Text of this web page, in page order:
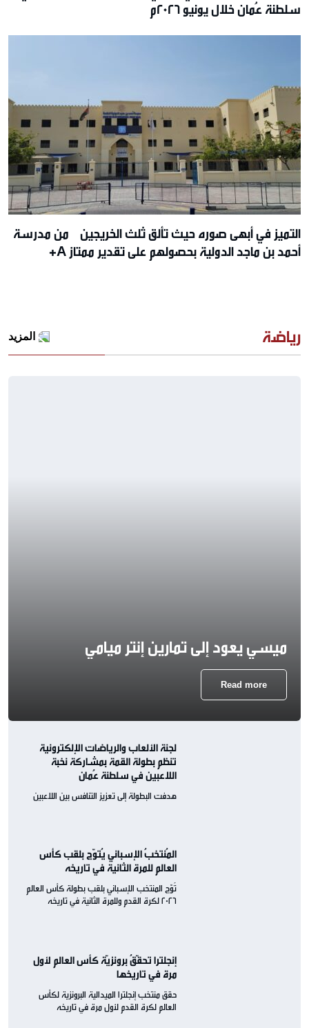
سلطنة عُمان خلال يونيو 2026م
التميز في أبهى صوره حيث تألق ثلث الخريجين من مدرسة
أحمد بن ماجد الدولية بحصولهم على تقدير ممتاز A+
رياضة المزيد
ميسي يعود إلى تمارين إنتر ميامي
Read more
لجنة الألعاب والرياضات الإلكترونية
تنظم بطولة القمة بمشاركة نخبة
اللاعبين في سلطنة عُمان
هدفت البطولة إلى تعزيز التنافس بين اللاعبين
المُنتخبُ الإسباني يُتوّج بلقب كأس
العالم للمرة الثانية في تاريخه
تُوّج المنتخب الإسباني بلقب بطولة كأس العالم
2026 لكرة القدم وللمرة الثانية في تاريخه
إنجلترا تحقّقُ برونزيّة كأس العالم لأول
مرة في تاريخها
حقق منتخب إنجلترا الميدالية البرونزية لكأس
العالم لكرة القدم لأول مرة في تاريخه